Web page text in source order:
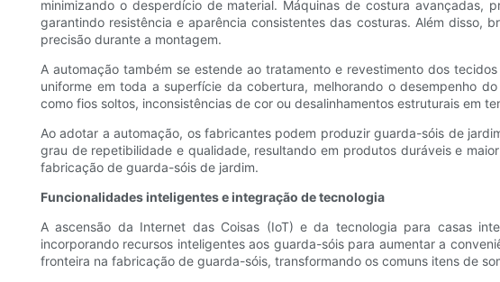
minimizando o desperdício de material. Máquinas de costura
garantindo resistência e aparência consistentes das costuras. Além disso,
precisão durante a montagem.
A automação também se estende ao tratamento e revestimento dos
uniforme em toda a superfície da cobertura, melhorando o desempenho
como fios soltos, inconsistências de cor ou desalinhamentos estruturais em
Ao adotar a automação, os fabricantes podem produzir guarda-sóis de
grau de repetibilidade e qualidade, resultando em produtos duráveis ​​e
fabricação de guarda-sóis de jardim.
Funcionalidades inteligentes e integração de tecnologia
A ascensão da Internet das Coisas (IoT) e da tecnologia para casas
incorporando recursos inteligentes aos guarda-sóis para aumentar a
fronteira na fabricação de guarda-sóis, transformando os comuns itens de